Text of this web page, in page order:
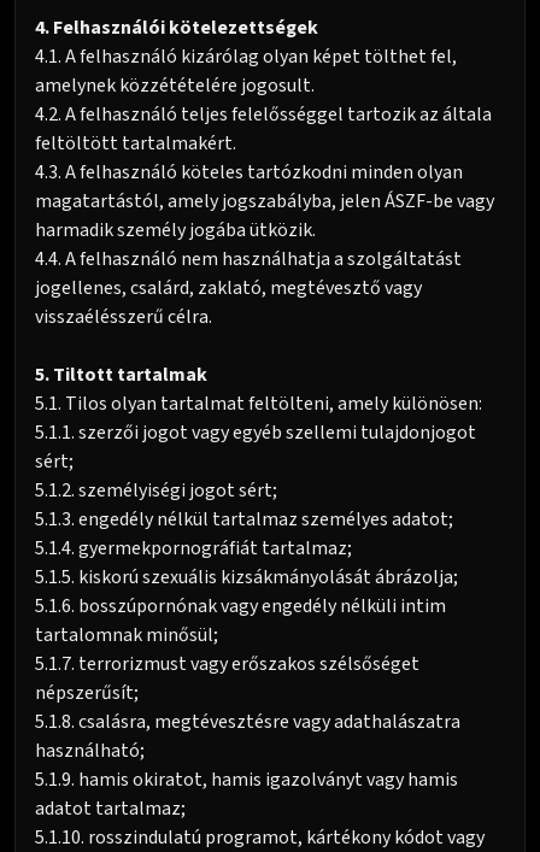
4. Felhasználói kötelezettségek
4.1. A felhasználó kizárólag olyan képet tölthet fel,
amelynek közzétételére jogosult.
4.2. A felhasználó teljes felelősséggel tartozik az általa
feltöltött tartalmakért.
4.3. A felhasználó köteles tartózkodni minden olyan
magatartástól, amely jogszabályba, jelen ÁSZF-be vagy
harmadik személy jogába ütközik.
4.4. A felhasználó nem használhatja a szolgáltatást
jogellenes, csalárd, zaklató, megtévesztő vagy
visszaélésszerű célra.
5. Tiltott tartalmak
5.1. Tilos olyan tartalmat feltölteni, amely különösen:
5.1.1. szerzői jogot vagy egyéb szellemi tulajdonjogot
sért;
5.1.2. személyiségi jogot sért;
5.1.3. engedély nélkül tartalmaz személyes adatot;
5.1.4. gyermekpornográfiát tartalmaz;
5.1.5. kiskorú szexuális kizsákmányolását ábrázolja;
5.1.6. bosszúpornónak vagy engedély nélküli intim
tartalomnak minősül;
5.1.7. terrorizmust vagy erőszakos szélsőséget
népszerűsít;
5.1.8. csalásra, megtévesztésre vagy adathalászatra
használható;
5.1.9. hamis okiratot, hamis igazolványt vagy hamis
adatot tartalmaz;
5.1.10. rosszindulatú programot, kártékony kódot vagy